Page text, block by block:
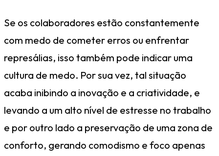
Se os colaboradores estão constantemente
com medo de cometer erros ou enfrentar
represálias, isso também pode indicar uma
cultura de medo. Por sua vez, tal situação
acaba inibindo a inovação e a criatividade, e
levando a um alto nível de estresse no trabalho
e por outro lado a preservação de uma zona de
conforto, gerando comodismo e foco apenas